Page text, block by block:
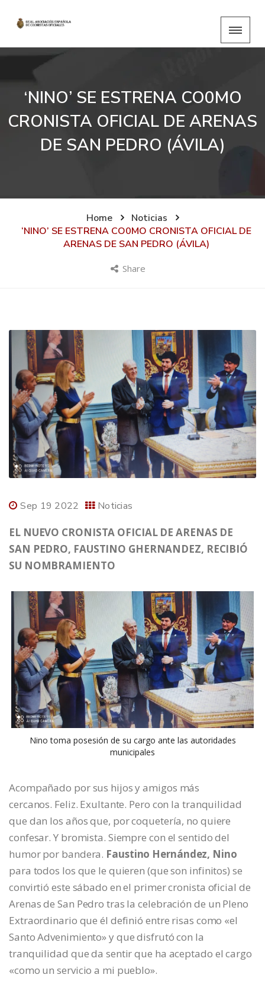
‘NINO’ SE ESTRENA CO0MO
CRONISTA OFICIAL DE ARENAS
DE SAN PEDRO (ÁVILA)​​
Home
Noticias
‘NINO’ SE ESTRENA CO0MO CRONISTA OFICIAL DE
ARENAS DE SAN PEDRO (ÁVILA)​​
Share
Sep 19 2022 Noticias
EL NUEVO CRONISTA OFICIAL DE ARENAS DE
SAN PEDRO, FAUSTINO GHERNANDEZ, RECIBIÓ
SU NOMBRAMIENTO
Nino toma posesión de su cargo ante las autoridades
municipales
Acompañado por sus hijos y amigos más
cercanos. Feliz. Exultante. Pero con la tranquilidad
que dan los años que, por coquetería, no quiere
confesar. Y bromista. Siempre con el sentido del
humor por bandera. Faustino Hernández, Nino
para todos los que le quieren (que son infinitos) se
convirtió este sábado en el primer cronista oficial de
Arenas de San Pedro tras la celebración de un Pleno
Extraordinario que él definió entre risas como «el
Santo Advenimiento» y que disfrutó con la
tranquilidad que da sentir que ha aceptado el cargo
«como un servicio a mi pueblo».